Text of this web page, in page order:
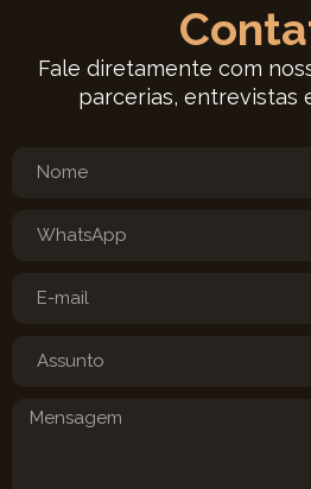
Fale diretamente com
parcerias, entrevistas